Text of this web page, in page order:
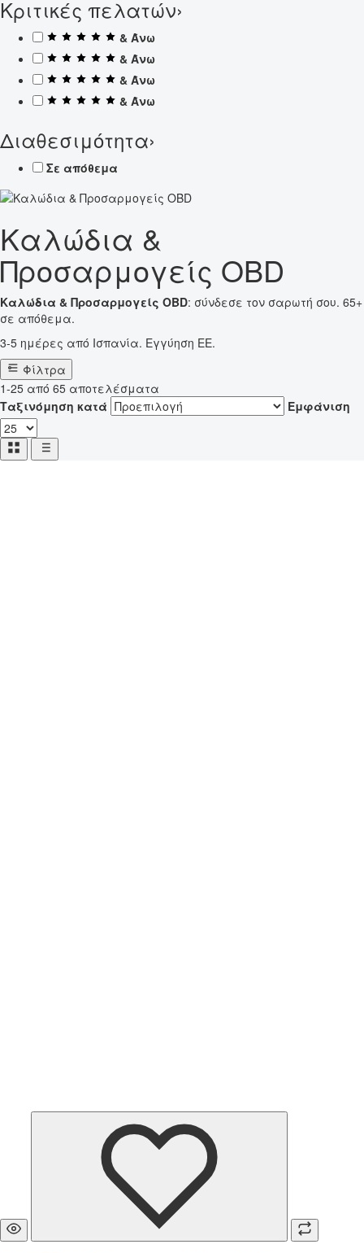
Κριτικές πελατών›
& Άνω
& Άνω
& Άνω
& Άνω
Διαθεσιμότητα›
Σε απόθεμα
Καλώδια &
Προσαρμογείς OBD
Καλώδια & Προσαρμογείς OBD: σύνδεσε τον σαρωτή σου. 65+
σε απόθεμα.
3-5 ημέρες από Ισπανία. Εγγύηση ΕΕ.
Φίλτρα
1-25 από 65 αποτελέσματα
Ταξινόμηση κατά
Εμφάνιση